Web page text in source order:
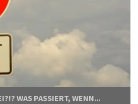
WAS PASSIERT, WENN...